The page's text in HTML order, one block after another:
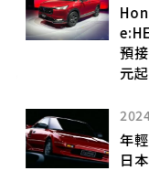
預
元起
年
日